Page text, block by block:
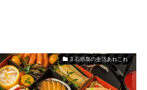
3.石垣島の生活あれこれ